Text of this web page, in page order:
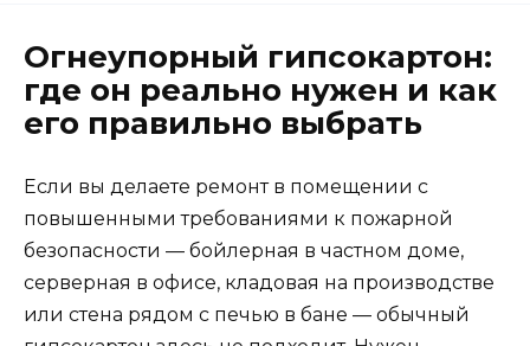
Огнеупорный гипсокартон:
где он реально нужен и как
его правильно выбрать
Если вы делаете ремонт в помещении с
повышенными требованиями к пожарной
безопасности — бойлерная в частном доме,
серверная в офисе, кладовая на производстве
или стена рядом с печью в бане — обычный